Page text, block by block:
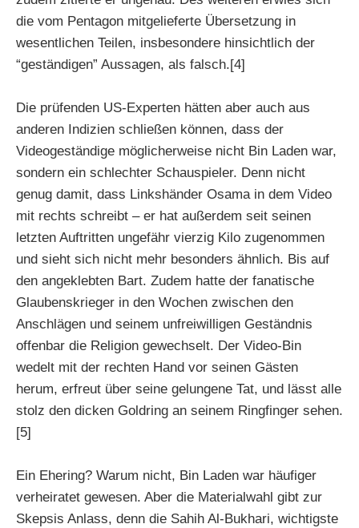
die vom Pentagon mitgelieferte Übersetzung in
wesentlichen Teilen, insbesondere hinsichtlich der
“geständigen” Aussagen, als falsch.[4]
Die prüfenden US-Experten hätten aber auch aus
anderen Indizien schließen können, dass der
Videogeständige möglicherweise nicht Bin Laden war,
sondern ein schlechter Schauspieler. Denn nicht
genug damit, dass Linkshänder Osama in dem Video
mit rechts schreibt – er hat außerdem seit seinen
letzten Auftritten ungefähr vierzig Kilo zugenommen
und sieht sich nicht mehr besonders ähnlich. Bis auf
den angeklebten Bart. Zudem hatte der fanatische
Glaubenskrieger in den Wochen zwischen den
Anschlägen und seinem unfreiwilligen Geständnis
offenbar die Religion gewechselt. Der Video-Bin
wedelt mit der rechten Hand vor seinen Gästen
herum, erfreut über seine gelungene Tat, und lässt alle
stolz den dicken Goldring an seinem Ringfinger sehen.
[5]
Ein Ehering? Warum nicht, Bin Laden war häufiger
verheiratet gewesen. Aber die Materialwahl gibt zur
Skepsis Anlass, denn die Sahih Al-Bukhari, wichtigste